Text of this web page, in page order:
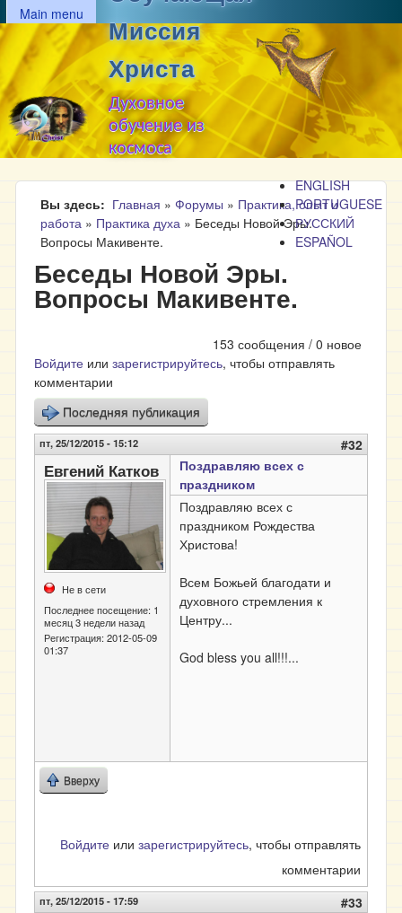
Перейти к основному
содержанию
MAIN MENU
Main menu
Миссия
Христа
Духовное
обучение из
космоса
ENGLISH
PORTUGUESE
РУССКИЙ
ESPAÑOL
Вы здесь Главная » Форумы » Практика, опыт и
работа » Практика духа » Беседы Новой Эры.
Вопросы Макивенте.
Беседы Новой Эры.
Вопросы Макивенте.
153 сообщения / 0 новое
Войдите или зарегистрируйтесь, чтобы отправлять
комментарии
Последняя публикация
пт, 25/12/2015 - 15:12 #32
Евгений Катков
Не в сети
Последнее посещение: 1
месяц 3 недели назад
Регистрация:2012-05-09
01:37
Поздравляю всех с
праздником
Поздравляю всех с
праздником Рождества
Христова!
Всем Божьей благодати и
духовного стремления к
Центру...
God bless you all!!!...
Вверху
Войдите или зарегистрируйтесь, чтобы отправлять
комментарии
пт, 25/12/2015 - 17:59 #33